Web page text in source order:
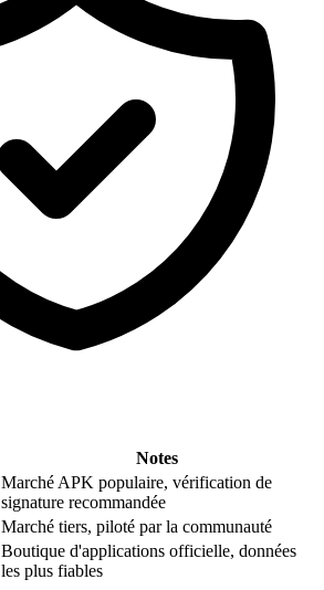
Notes
Marché APK populaire, vérification de
signature recommandée
Marché tiers, piloté par la communauté
Boutique d'applications officielle, données
les plus fiables